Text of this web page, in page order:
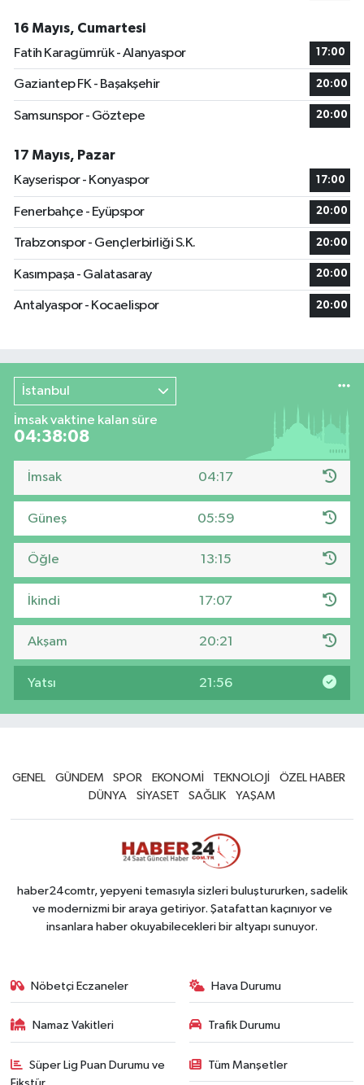
16 Mayıs, Cumartesi
Fatih Karagümrük - Alanyaspor
17:00
Gaziantep FK - Başakşehir 20:00
Samsunspor - Göztepe 20:00
17 Mayıs, Pazar
Kayserispor - Konyaspor
17:00
Fenerbahçe - Eyüpspor 20:00
Trabzonspor - Gençlerbirliği S.K. 20:00
Kasımpaşa - Galatasaray 20:00
Antalyaspor - Kocaelispor 20:00
İstanbul
İmsak vaktine kalan süre
04:38:08
İmsak 04:17
Güneş 05:59
Öğle 13:15
İkindi 17:07
Akşam 20:21
Yatsı 21:56
GENEL GÜNDEM SPOR EKONOMİ TEKNOLOJİ
ÖZEL HABER
DÜNYA
SİYASET SAĞLIK YAŞAM
haber24comtr, yepyeni temasıyla sizleri buluştururken, sadelik
ve modernizmi bir araya getiriyor. Şatafattan kaçınıyor ve
insanlara haber okuyabilecekleri bir altyapı sunuyor.
Nöbetçi Eczaneler Hava Durumu
Namaz Vakitleri Trafik Durumu
Süper Lig Puan Durumu ve
Tüm Manşetler